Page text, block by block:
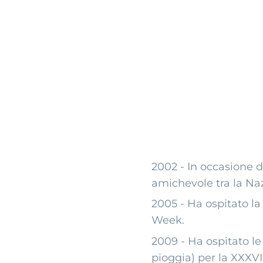
I nostri
2002 - In occasione
amichevole tra la
2005 - Ha ospitato
Week.
2009 - Ha ospitato
pioggia) per la